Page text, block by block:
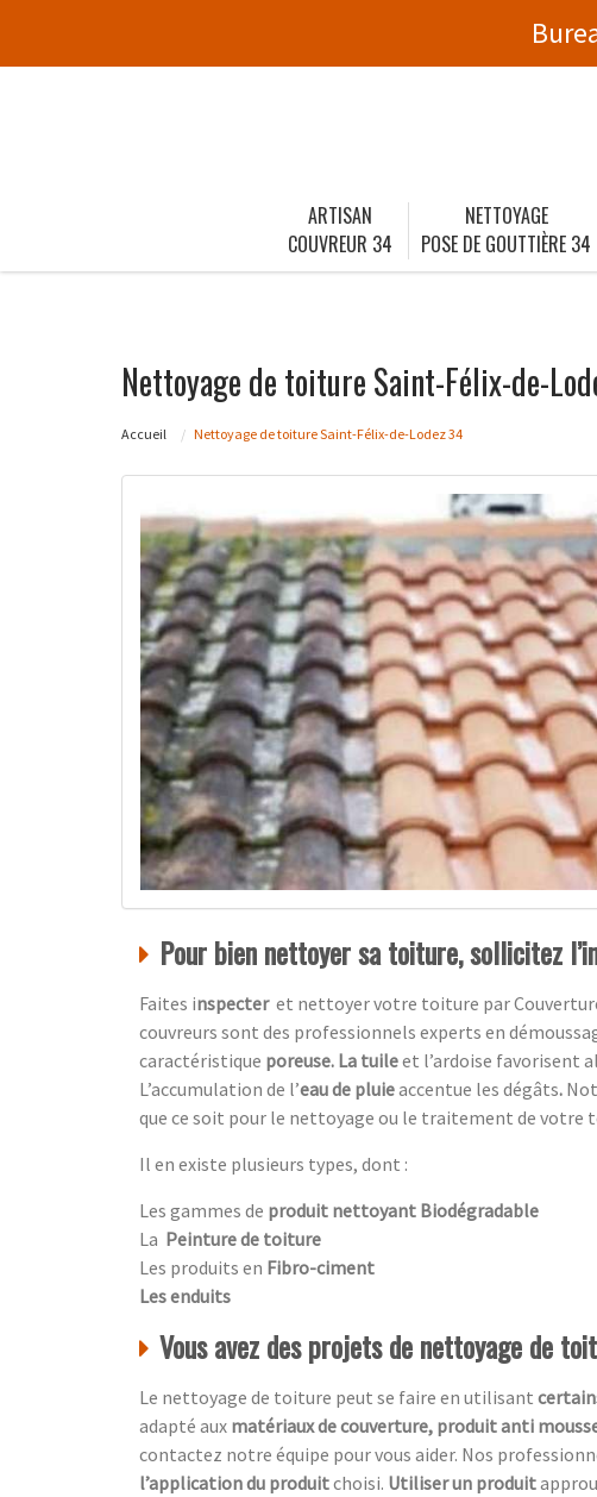
ARTISAN
COUVREUR 34
NETTOYAGE
POSE DE GOUTTIÈRE 34
Nettoyage de toiture Saint-Félix-de-
Accueil Nettoyage de toiture Saint-Félix-de-Lodez 34
Pour bien nettoyer sa toiture, sollicitez
Faites inspecter et nettoyer votre toiture par
couvreurs sont des professionnels experts en
caractéristique poreuse. La tuileet l’ardoise favorisent
L’accumulation de l’eau de pluieaccentue les dégâts.
que ce soit pour le nettoyage ou le traitement de votre
Il en existe plusieurs types, dont :
Les gammes de produit nettoyant Biodégradable
La Peinture de toiture
Les produits en Fibro-ciment
Les enduits
Vous avez des projets de nettoyage de
Le nettoyage de toiture peut se faire en utilisant
adapté aux matériaux de couverture, produit anti
contactez notre équipe pour vous aider. Nos
l’application du produitchoisi. Utiliser un produit